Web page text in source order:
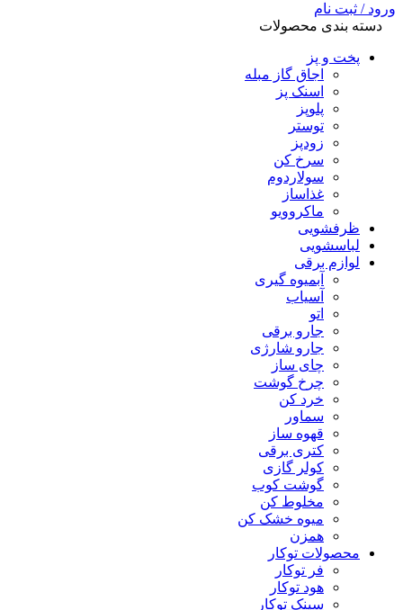
ورود / ثبت نام
دسته بندی محصولات
پخت و پز
اجاق گاز مبله
اسنک پز
پلوپز
توستر
زودپز
سرخ کن
سولاردوم
غذاساز
ماکروویو
ظرفشویی
لباسشویی
لوازم برقی
آبمیوه گیری
آسیاب
اتو
جارو برقی
جارو شارژی
چای ساز
چرخ گوشت
خرد کن
سماور
قهوه ساز
کتری برقی
کولر گازی
گوشت کوب
مخلوط کن
میوه خشک کن
همزن
محصولات توکار
فر توکار
هود توکار
سینک توکار